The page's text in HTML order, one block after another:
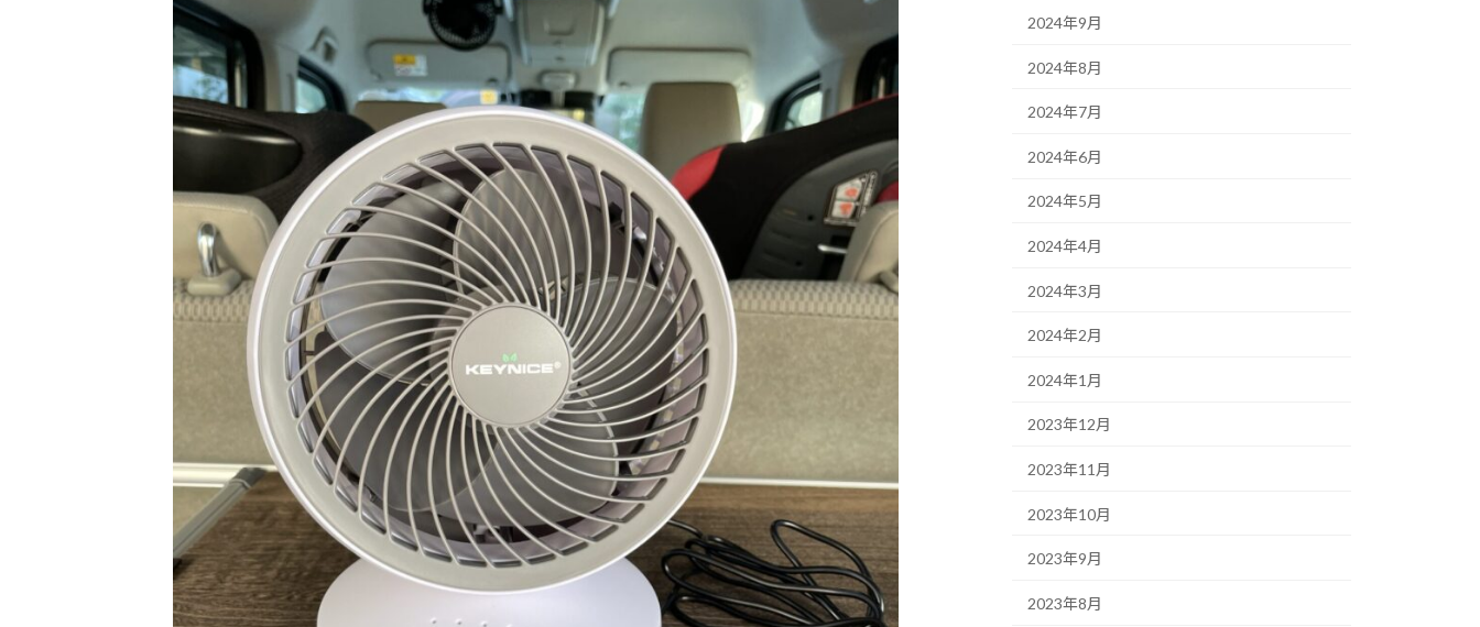
2024年9月
2024年8月
2024年7月
2024年6月
2024年5月
2024年4月
2024年3月
2024年2月
2024年1月
2023年12月
2023年11月
2023年10月
2023年9月
2023年8月